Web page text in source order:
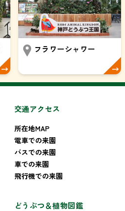
フラワーシャワー
交通アクセス
所在地MAP
電車での来園
バスでの来園
車での来園
飛行機での来園
どうぶつ＆植物図鑑